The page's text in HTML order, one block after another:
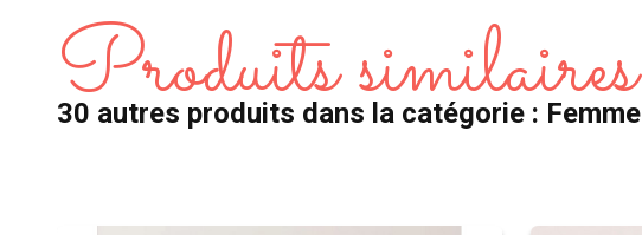
Produits similaires
30 autres produits dans la catégorie : Femme